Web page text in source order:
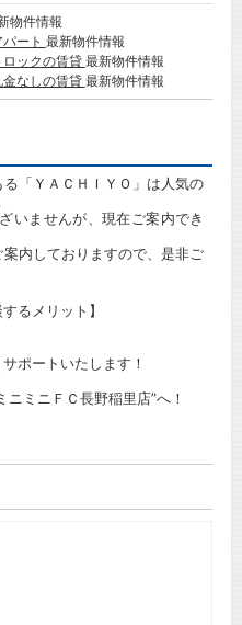
物件情報
ート 最新物件情報
ックの賃貸 最新物件情報
なしの賃貸 最新物件情報
「ＹＡＣＨＩＹＯ」は人気の
いませんが、現在ご案内でき
内しておりますので、是非ご
るメリット】
ポートいたします！
ミニＦＣ長野稲里店”へ！